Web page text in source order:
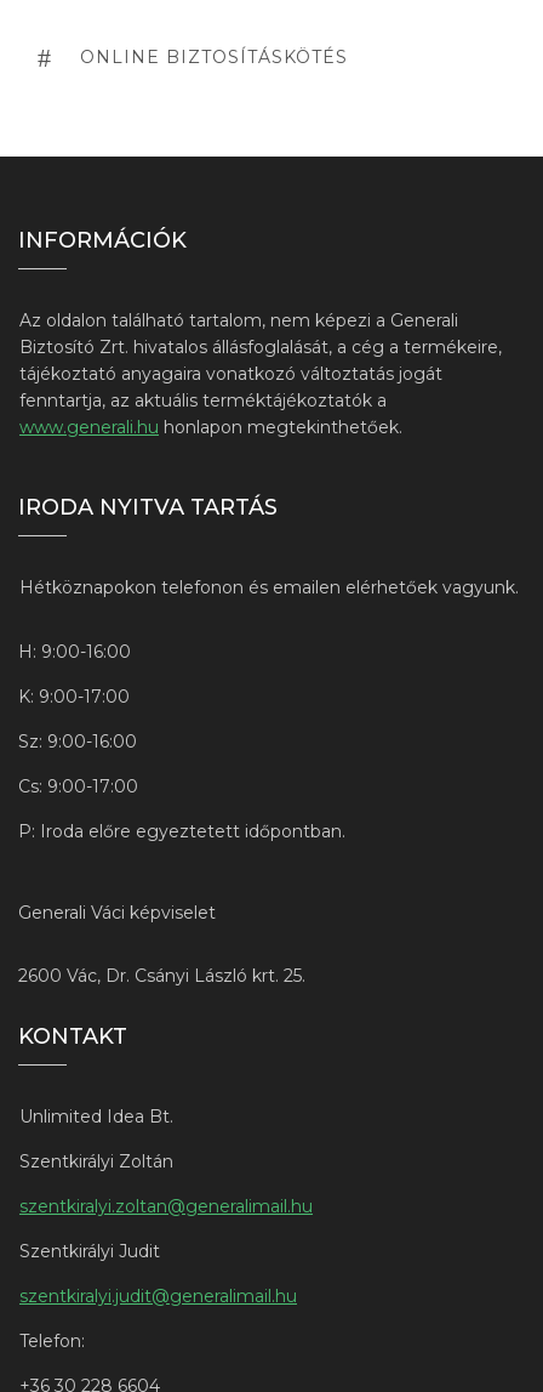
ONLINE BIZTOSÍTÁSKÖTÉS
INFORMÁCIÓK
Az oldalon található tartalom, nem képezi a Generali
Biztosító Zrt. hivatalos állásfoglalását, a cég a termékeire,
tájékoztató anyagaira vonatkozó változtatás jogát
fenntartja, az aktuális terméktájékoztatók a
www.generali.hu honlapon megtekinthetőek.
IRODA NYITVA TARTÁS
Hétköznapokon telefonon és emailen elérhetőek vagyunk.
H: 9:00-16:00
K: 9:00-17:00
Sz: 9:00-16:00
Cs: 9:00-17:00
P: Iroda előre egyeztetett időpontban.
Generali Váci képviselet
2600 Vác, Dr. Csányi László krt. 25.
KONTAKT
Unlimited Idea Bt.
Szentkirályi Zoltán
szentkiralyi.zoltan@generalimail.hu
Szentkirályi Judit
szentkiralyi.judit@generalimail.hu
Telefon:
+36 30 228 6604